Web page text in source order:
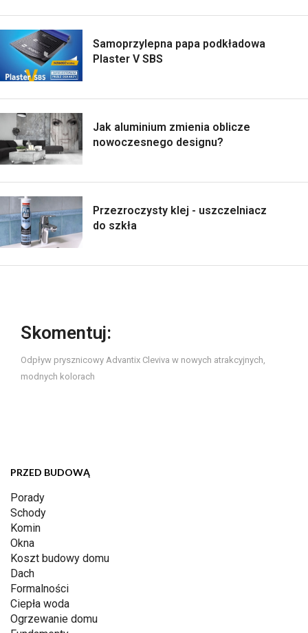
Samoprzylepna papa podkładowa
Plaster V SBS
Jak aluminium zmienia oblicze
nowoczesnego designu?
Przezroczysty klej - uszczelniacz
do szkła
Skomentuj:
Odpływ prysznicowy Advantix Cleviva w nowych atrakcyjnych,
modnych kolorach
PRZED BUDOWĄ
Porady
Schody
Komin
Okna
Koszt budowy domu
Dach
Formalności
Ciepła woda
Ogrzewanie domu